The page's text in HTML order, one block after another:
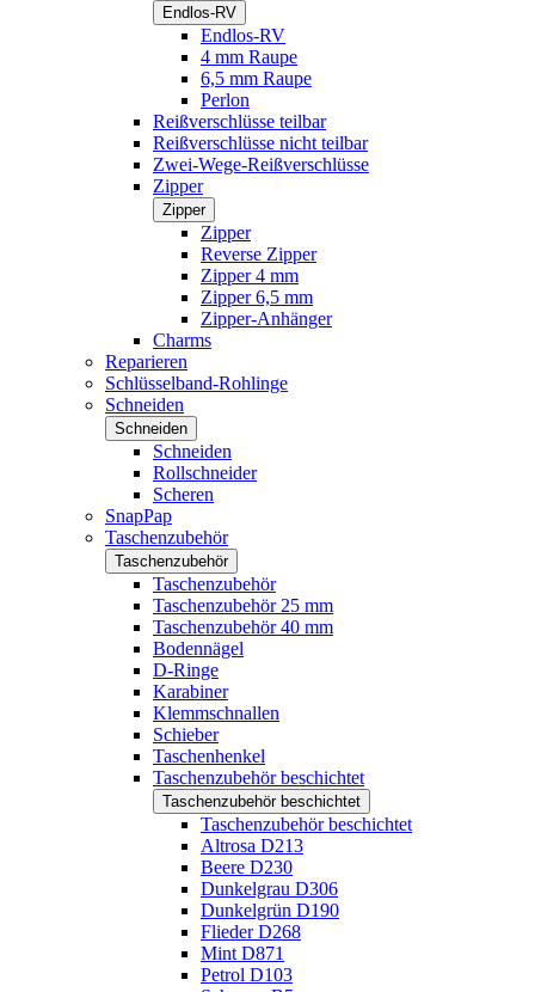
Endlos-RV
Endlos-RV
4 mm Raupe
6,5 mm Raupe
Perlon
Reißverschlüsse teilbar
Reißverschlüsse nicht teilbar
Zwei-Wege-Reißverschlüsse
Zipper
Zipper
Zipper
Reverse Zipper
Zipper 4 mm
Zipper 6,5 mm
Zipper-Anhänger
Charms
Reparieren
Schlüsselband-Rohlinge
Schneiden
Schneiden
Schneiden
Rollschneider
Scheren
SnapPap
Taschenzubehör
Taschenzubehör
Taschenzubehör
Taschenzubehör 25 mm
Taschenzubehör 40 mm
Bodennägel
D-Ringe
Karabiner
Klemmschnallen
Schieber
Taschenhenkel
Taschenzubehör beschichtet
Taschenzubehör beschichtet
Taschenzubehör beschichtet
Altrosa D213
Beere D230
Dunkelgrau D306
Dunkelgrün D190
Flieder D268
Mint D871
Petrol D103